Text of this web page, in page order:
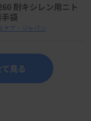
耐キシレン用ニト
袋
ケア・ジャパン
見る